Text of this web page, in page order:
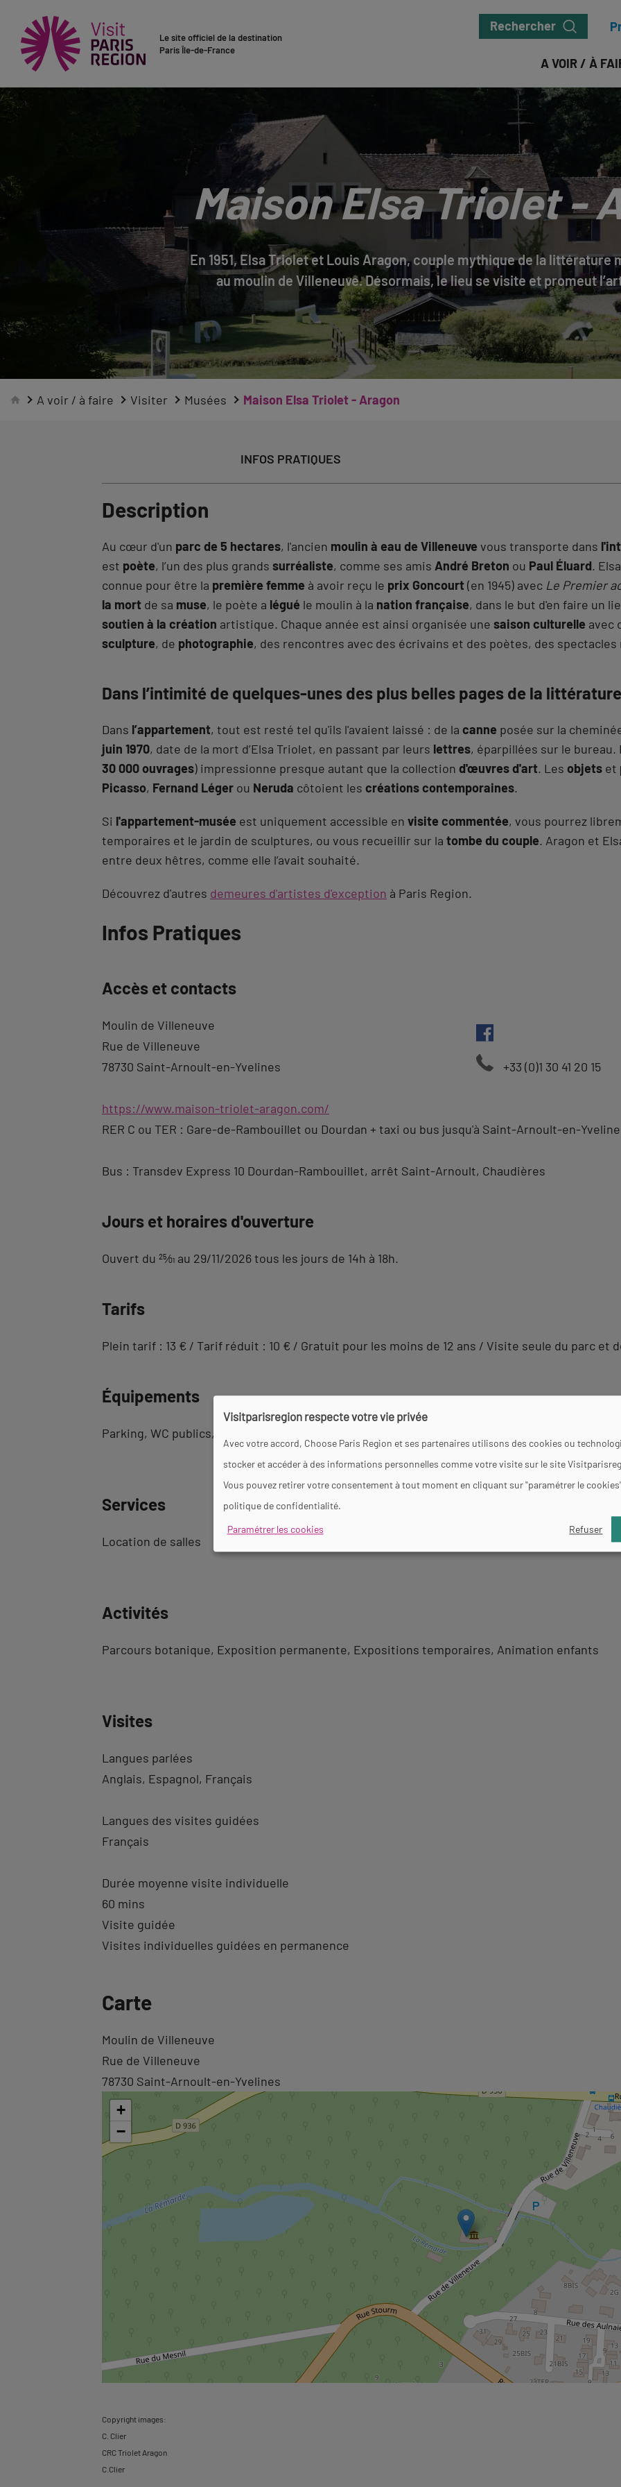
Le site officiel de la destination
Paris Île-de-France
Rechercher
A VOIR / À
Maison Elsa Triolet -
En 1951, Elsa Triolet et Louis Aragon, couple mythique de la littérature
au moulin de Villeneuve. Désormais, le lieu se visite et promeut
A voir / à faire Visiter Musées Maison Elsa Triolet - Aragon
INFOS PRATIQUES
Description
Au cœur d'un parc de 5 hectares, l'ancien moulin à eau de Villeneuve vous transporte dans
est poète, l’un des plus grands surréaliste, comme ses amis André Breton ou Paul Éluard.
connue pour être la première femme à avoir reçu le prix Goncourt(en 1945) avec Le Premier
la mort de sa muse, le poète a légué le moulin à la nation française, dans le but d'en faire un
soutien à la création artistique. Chaque année est ainsi organisée une saison culturelle avec
sculpture, de photographie, des rencontres avec des écrivains et des poètes, des
Dans l’intimité de quelques-unes des plus belles pages de la
Dans l’appartement, tout est resté tel qu'ils l'avaient laissé : de la canne posée sur la
juin 1970, date de la mort d’Elsa Triolet, en passant par leurs lettres, éparpillées sur le
30 000 ouvrages) impressionne presque autant que la collection d'œuvres d'art. Les objets et
Picasso, Fernand Léger ou Neruda côtoient les créations contemporaines.
Si l'appartement-musée est uniquement accessible en visite commentée, vous pourrez
temporaires et le jardin de sculptures, ou vous recueillir sur la tombe du couple. Aragon et
entre deux hêtres, comme elle l’avait souhaité.
Découvrez d'autres demeures d'artistes d'exception à Paris Region.
Revenir
description
Infos Pratiques
Accès et contacts
Moulin de Villeneuve
Rue de Villeneuve
78730 Saint-Arnoult-en-Yvelines
+33 (0)1 30 41 20 15
https://www.maison-triolet-aragon.com/
RER C ou TER : Gare-de-Rambouillet ou Dourdan + taxi ou bus jusqu'à Saint-Arnoult-en-
Bus : Transdev Express 10 Dourdan-Rambouillet, arrêt Saint-Arnoult, Chaudières
Jours et horaires d'ouverture
Ouvert du 25⁄01 au 29/11/2026 tous les jours de 14h à 18h.
Tarifs
Plein tarif : 13 € / Tarif réduit : 10 € / Gratuit pour les moins de 12 ans / Visite seule du parc et
Équipements
Parking WC publics
Services
Location de salles
Activités
Parcours botanique Exposition permanente Expositions temporaires Animation enfants
Visites
Langues parlées
Anglais Espagnol Français
Langues des visites guidées
Français
Durée moyenne visite individuelle
60 mins
Visite guidée
Visites individuelles guidées en permanence
à
informations
Carte
Revenir
à
l'onglet
carte
Moulin de Villeneuve
Rue de Villeneuve
78730 Saint-Arnoult-en-Yvelines
+
−
Copyright images:
C. Clier
CRC Triolet Aragon
C.Clier
Visitparisregion respecte votre vie privée
Avec votre accord, Choose Paris Region et ses partenaires utilisons des cookies ou
stocker et accéder à des informations personnelles comme votre visite sur le site
Vous pouvez retirer votre consentement à tout moment en cliquant sur "paramétrer le
politique de confidentialité.
Paramétrer les cookies
Refuser